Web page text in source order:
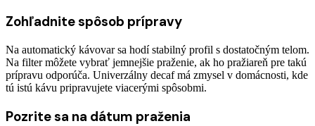
Zohľadnite spôsob prípravy
Na automatický kávovar sa hodí stabilný profil s dostatočným telom.
Na filter môžete vybrať jemnejšie praženie, ak ho pražiareň pre takú
prípravu odporúča. Univerzálny decaf má zmysel v domácnosti, kde
tú istú kávu pripravujete viacerými spôsobmi.
Pozrite sa na dátum praženia